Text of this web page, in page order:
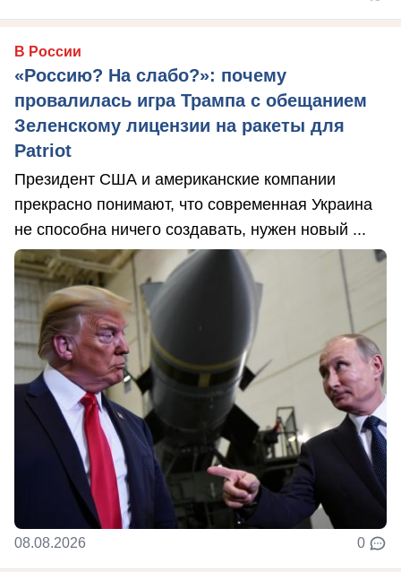
В России
«Россию? На слабо?»: почему
провалилась игра Трампа с обещанием
Зеленскому лицензии на ракеты для
Patriot
Президент США и американские компании
прекрасно понимают, что современная Украина
не способна ничего создавать, нужен новый ...
08.08.2026 0